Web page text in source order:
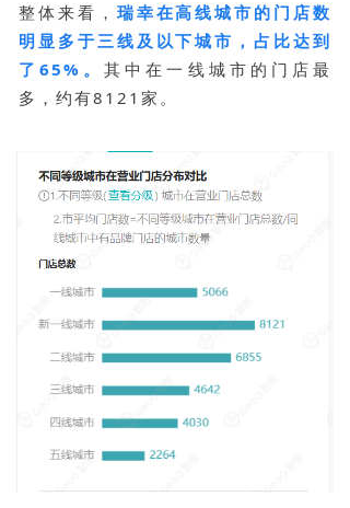
整体来看， 瑞幸在高线城市的门店数
明显多于三线及以下城市，占比达到
了65%。其中在一线城市的门店最
多，约有8121家。